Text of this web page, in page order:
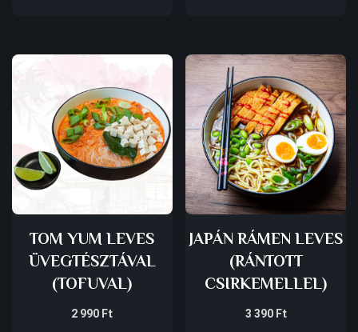
TOM YUM LEVES
ÜVEGTÉSZTÁVAL
(TOFUVAL)
2 990Ft
JAPÁN RÁMEN LEVES
(RÁNTOTT
CSIRKEMELLEL)
3 390Ft